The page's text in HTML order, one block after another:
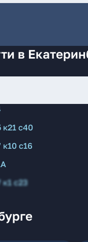
в
к21 с40
к10 с16
к1 с23